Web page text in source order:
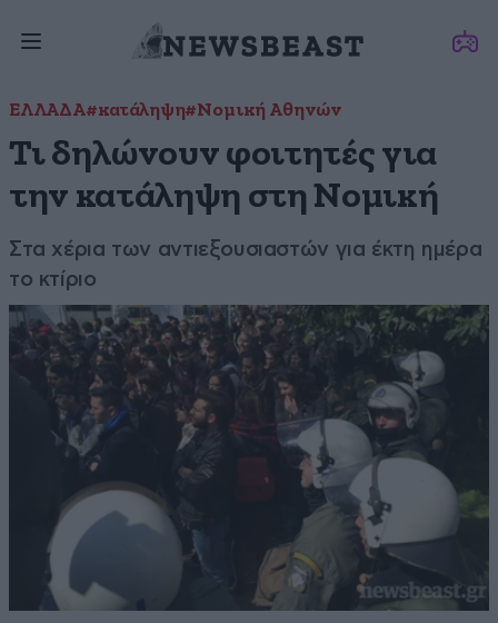
ΕΛΛΑΔΑ#κατάληψη#Νομική Αθηνών
Τι δηλώνουν φοιτητές για
την κατάληψη στη Νομική
Στα χέρια των αντιεξουσιαστών για έκτη ημέρα
το κτίριο